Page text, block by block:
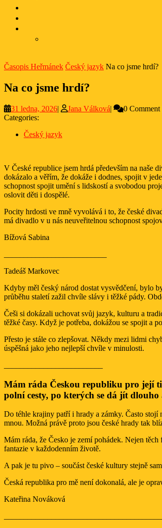
Časopis Heřmánek Český jazyk Na co jsme hrdí?
Na co jsme hrdí?
31 ledna, 202631
| Jana VálkováJana
| 0 Comment
Categories:
Český jazyk
V České republice jsem hrdá především na naše
dokázalo a věřím, že dokáže i dodnes, spojit v
schopnost spojit umění s lidskostí a svobodou
oslovit děti i dospělé.
Pocity hrdosti ve mně vyvolává i to, že české
má divadlo v u nás neuveřitelnou schopnost
Bížová Sabina
Tadeáš Markovec
Kdyby měl český národ dostat vysvědčení, bylo
průběhu staletí zažil chvíle slávy i těžké pády.
Češi si dokázali uchovat svůj jazyk, kulturu a
těžké časy. Když je potřeba, dokážou se spojit a
Přesto je stále co zlepšovat. Někdy mezi lidmi
úspěšná jako jeho nejlepší chvíle v minulosti.
Mám ráda Českou republiku pro její
polní cesty, po kterých se dá jít dlouho
Do téhle krajiny patří i hrady a zámky. Často
mnou. Možná právě proto jsou české hrady tak
Mám ráda, že Česko je zemí pohádek. Nejen
fantazie v každodenním životě.
A pak je tu pivo – součást české kultury stejně
Česká republika pro mě není dokonalá, ale je
Kateřina Nováková